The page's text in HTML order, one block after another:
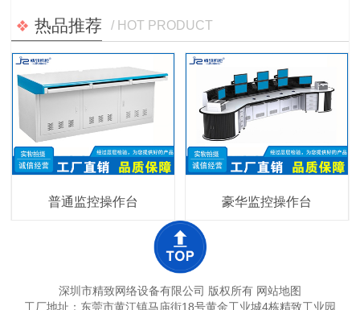
热品推荐 / HOT PRODUCT
普通监控操作台 豪华监控操作台
深圳市精致网络设备有限公司 版权所有 网站地图
工厂地址：东莞市黄江镇马庙街18号黄金工业城4栋精致工业园